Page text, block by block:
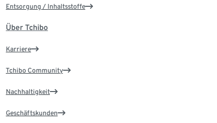
Entsorgung / Inhaltsstoffe
Über Tchibo
Karriere
Tchibo Community
Nachhaltigkeit
Geschäftskunden